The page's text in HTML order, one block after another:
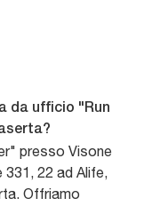
da ufficio "Run
presso Visone
331, 22 ad Alife,
Offriamo